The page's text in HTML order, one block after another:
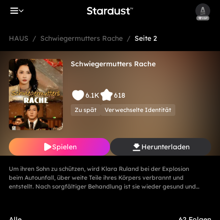
HAUS / Schwiegermutters Rache / Seite 2
Schwiegermutters Rache
6.1K 618
Zu spät Verwechselte Identität
Spielen Herunterladen
Um ihren Sohn zu schützen, wird Klara Ruland bei der Explosion
beim Autounfall, über weite Teile ihres Körpers verbrannt und
entstellt. Nach sorgfältiger Behandlung ist sie wieder gesund und